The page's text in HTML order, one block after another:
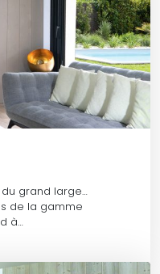
du grand large…
de la gamme
à…